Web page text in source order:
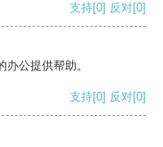
支持[0] 反对[0]
公提供帮助。
支持[0] 反对[0]